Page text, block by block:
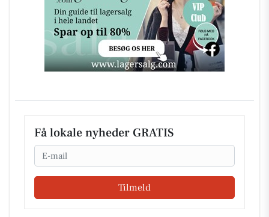
Få lokale nyheder GRATIS
Email
Tilmeld